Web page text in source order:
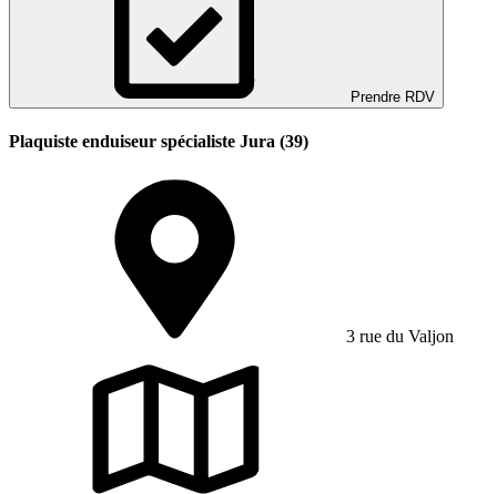
Prendre RDV
Plaquiste enduiseur spécialiste Jura (39)
3 rue du Valjon